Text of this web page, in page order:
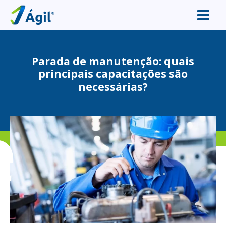
Parada de manutenção: quais
principais capacitações são
necessárias?